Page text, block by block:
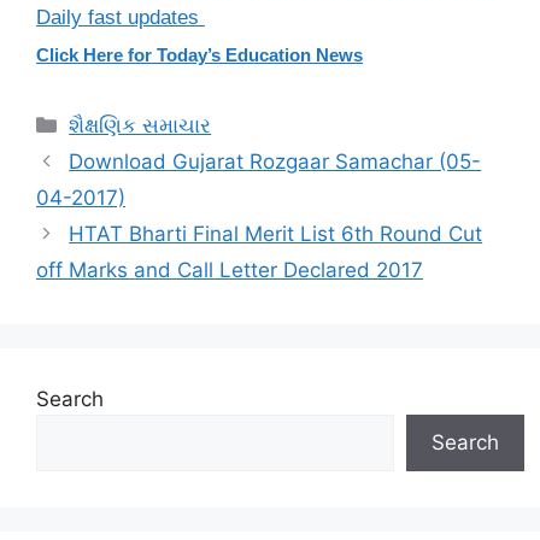
Daily fast updates
Click Here for Today’s Education News
Categories
શૈક્ષણિક સમાચાર
Download Gujarat Rozgaar Samachar (05-
04-2017)
HTAT Bharti Final Merit List 6th Round Cut
off Marks and Call Letter Declared 2017
Search
Search